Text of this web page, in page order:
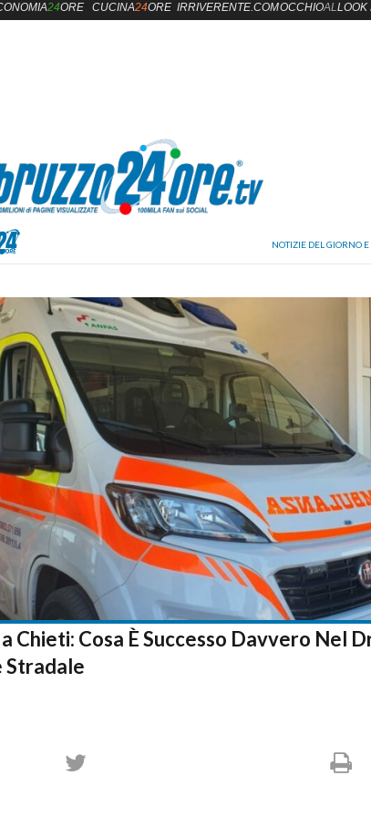
Chieti: Cosa È Successo Davvero Nel
Stradale
24ORE CUCINA24ORE IRRIVERENTE.COMOCCHIOALLOOK